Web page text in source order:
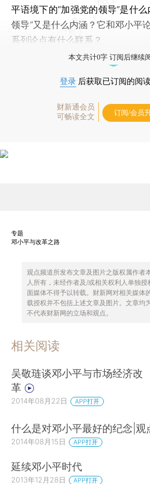
平语境下的“加强党的领导”是什
领导”又是什么内涵？它和邓小平
系列论点有什么联系？
本文共计0字 订阅后继续
登录 后获取已订阅的阅
财新通会员
可畅读全文
订阅/会员
专题
邓小平与改革之路
观点频道所发布文章及图片之版权属作者
人所有，未经作者及/或相关权利人单独
面媒体不得予以转载。财新网对相关媒体
载授权并不包括上述文章及图片。文章均
不代表财新网的立场和观点。
相关阅读
吴敬琏谈邓小平与市场经济改
革
2014年08月22日 APP打开
什么是对邓小平最好的纪念|观
2014年08月15日 APP打开
延续邓小平时代
2013年12月28日 APP打开